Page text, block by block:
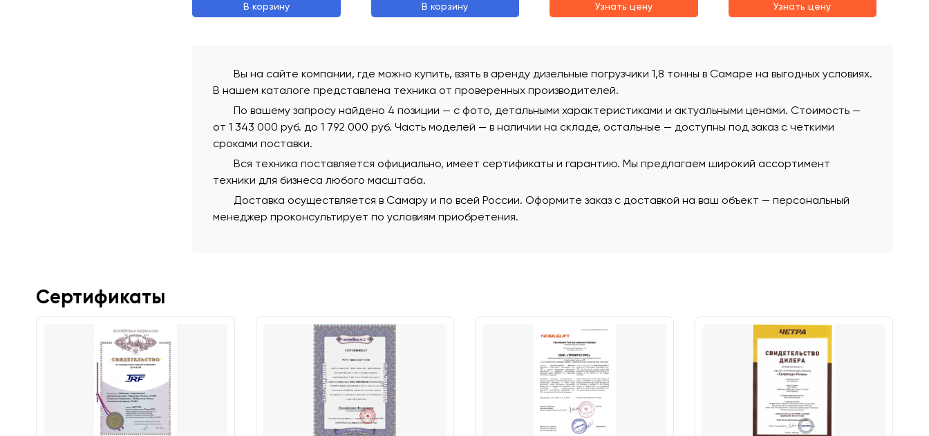
В корзину В корзину Узнать цену Узнать цену
Вы на сайте компании, где можно купить, взять в аренду дизельные погрузчики 1,8 тонны в Самаре на выгодных условиях.
В нашем каталоге представлена техника от проверенных производителей.
По вашему запросу найдено 4 позиции — с фото, детальными характеристиками и актуальными ценами. Стоимость —
от 1 343 000 руб. до 1 792 000 руб. Часть моделей — в наличии на складе, остальные — доступны под заказ с четкими
сроками поставки.
Вся техника поставляется официально, имеет сертификаты и гарантию. Мы предлагаем широкий ассортимент
техники для бизнеса любого масштаба.
Доставка осуществляется в Самару и по всей России. Оформите заказ с доставкой на ваш объект — персональный
менеджер проконсультирует по условиям приобретения.
Сертификаты